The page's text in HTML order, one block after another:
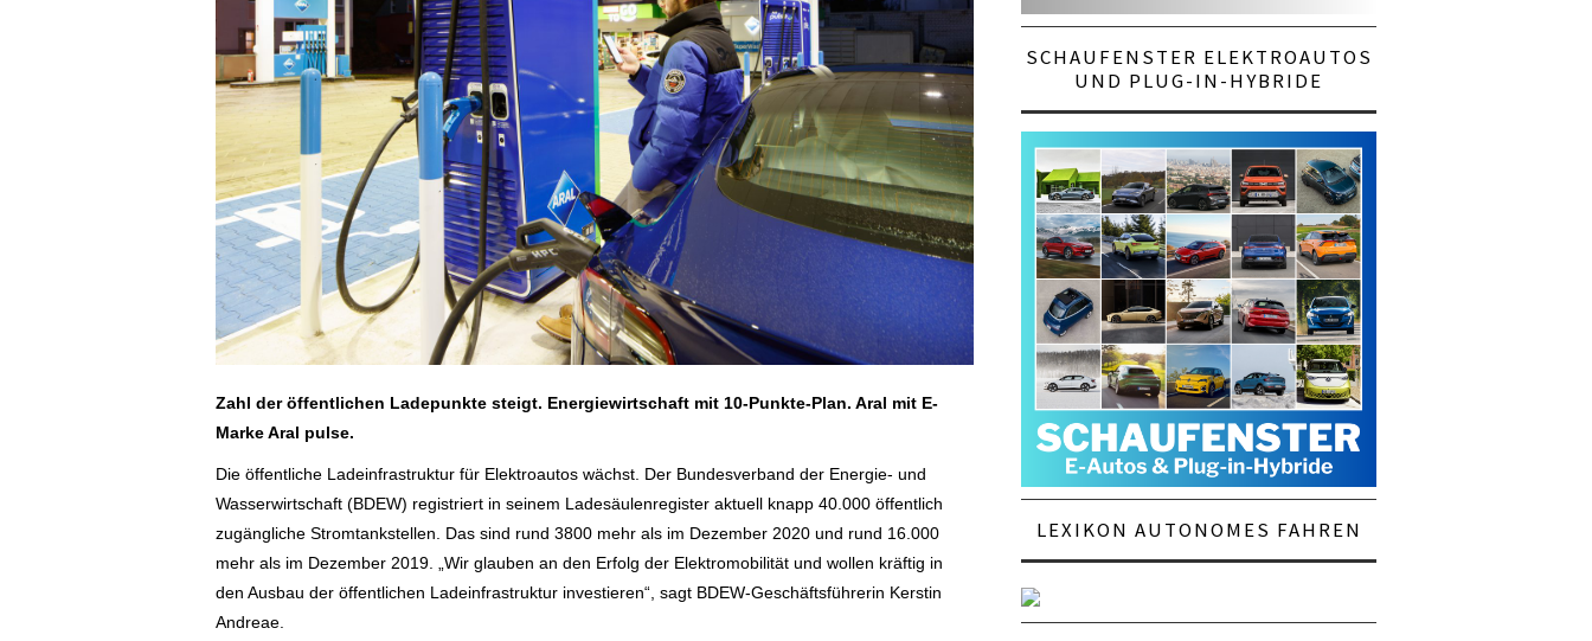
Zahl der öffentlichen Ladepunkte steigt. Energiewirtschaft mit 10-Punkte-Plan. Aral mit E-
Marke Aral pulse.
Die öffentliche Ladeinfrastruktur für Elektroautos wächst. Der Bundesverband der Energie- und
Wasserwirtschaft (BDEW) registriert in seinem Ladesäulenregister aktuell knapp 40.000 öffentlich
zugängliche Stromtankstellen. Das sind rund 3800 mehr als im Dezember 2020 und rund 16.000
mehr als im Dezember 2019. „Wir glauben an den Erfolg der Elektromobilität und wollen kräftig in
den Ausbau der öffentlichen Ladeinfrastruktur investieren“, sagt BDEW-Geschäftsführerin Kerstin
Andreae.
SCHAUFENSTER ELEKTROAUTOS
UND PLUG-IN-HYBRIDE
LEXIKON AUTONOMES FAHREN